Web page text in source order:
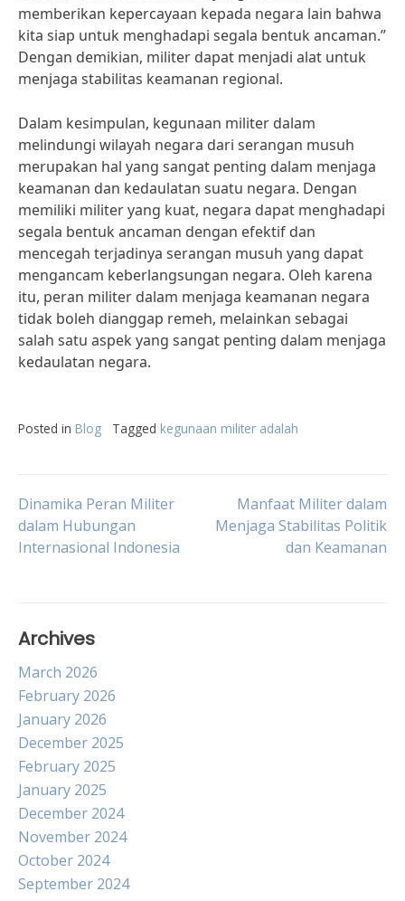
memberikan kepercayaan kepada negara lain bahwa
kita siap untuk menghadapi segala bentuk ancaman.”
Dengan demikian, militer dapat menjadi alat untuk
menjaga stabilitas keamanan regional.
Dalam kesimpulan, kegunaan militer dalam
melindungi wilayah negara dari serangan musuh
merupakan hal yang sangat penting dalam menjaga
keamanan dan kedaulatan suatu negara. Dengan
memiliki militer yang kuat, negara dapat menghadapi
segala bentuk ancaman dengan efektif dan
mencegah terjadinya serangan musuh yang dapat
mengancam keberlangsungan negara. Oleh karena
itu, peran militer dalam menjaga keamanan negara
tidak boleh dianggap remeh, melainkan sebagai
salah satu aspek yang sangat penting dalam menjaga
kedaulatan negara.
Posted in Blog Tagged kegunaan militer adalah
Post
navigation
Dinamika Peran Militer
dalam Hubungan
Internasional Indonesia
Manfaat Militer dalam
Menjaga Stabilitas Politik
dan Keamanan
Archives
March 2026
February 2026
January 2026
December 2025
February 2025
January 2025
December 2024
November 2024
October 2024
September 2024